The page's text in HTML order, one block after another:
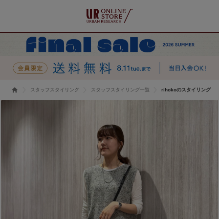
スタッフスタイリング スタッフスタイリング一覧 rihokoのスタイリング